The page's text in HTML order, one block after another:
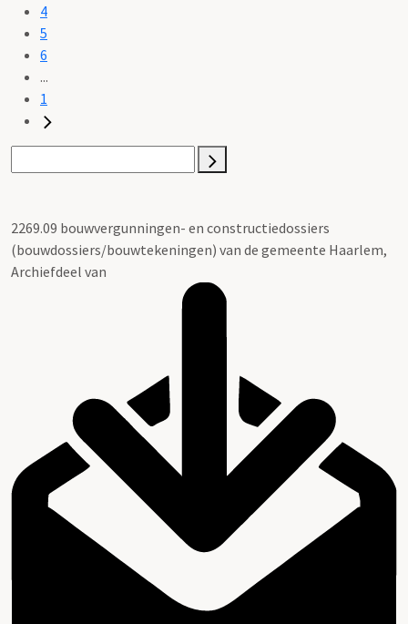
4
5
6
...
1
2269.09 bouwvergunningen- en constructiedossiers
(bouwdossiers/bouwtekeningen) van de gemeente Haarlem,
Archiefdeel van